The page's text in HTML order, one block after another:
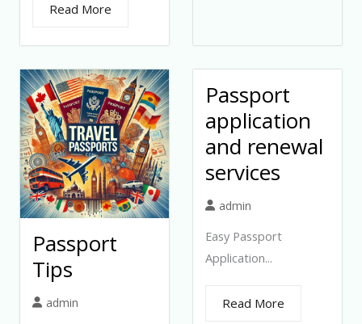
Read More
Passport
Tips
admin
Passport
application
and renewal
services
admin
Easy Passport
Application...
Read More